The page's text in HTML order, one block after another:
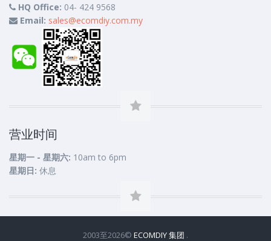
HQ Office: 04- 424 9568
Email: sales@ecomdiy.com.my
营业时间
星期一 - 星期六: 10am to 6pm
星期日: 休息
2003至2026© ECOMDIY 集团 .